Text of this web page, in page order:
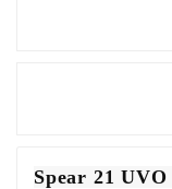
Spear 21 UVO